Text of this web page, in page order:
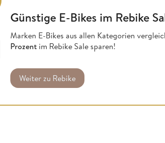
Günstige E-Bikes im Rebike
Marken E-Bikes aus allen Kategorien
Prozent im Rebike Sale sparen!
Weiter zu Rebike